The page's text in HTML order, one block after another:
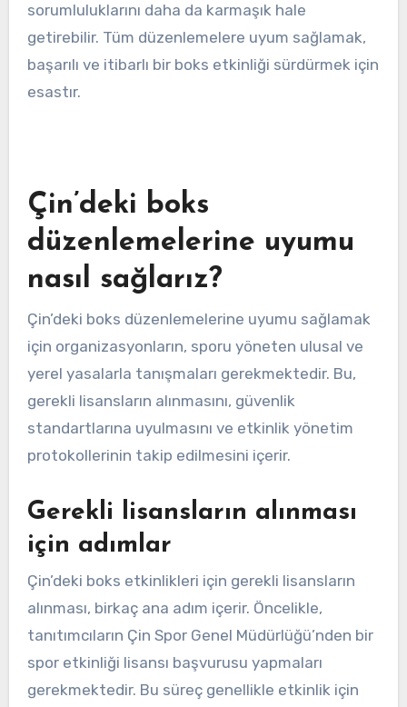
sorumluluklarını daha da karmaşık hale
getirebilir. Tüm düzenlemelere uyum sağlamak,
başarılı ve itibarlı bir boks etkinliği sürdürmek için
esastır.
Çin’deki boks
düzenlemelerine uyumu
nasıl sağlarız?
Çin’deki boks düzenlemelerine uyumu sağlamak
için organizasyonların, sporu yöneten ulusal ve
yerel yasalarla tanışmaları gerekmektedir. Bu,
gerekli lisansların alınmasını, güvenlik
standartlarına uyulmasını ve etkinlik yönetim
protokollerinin takip edilmesini içerir.
Gerekli lisansların alınması
için adımlar
Çin’deki boks etkinlikleri için gerekli lisansların
alınması, birkaç ana adım içerir. Öncelikle,
tanıtımcıların Çin Spor Genel Müdürlüğü’nden bir
spor etkinliği lisansı başvurusu yapmaları
gerekmektedir. Bu süreç genellikle etkinlik için